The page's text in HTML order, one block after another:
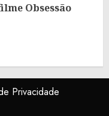
Obsessão
Privacidade